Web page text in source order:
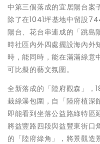
中第三個落成的宜居陽台案
除了在1041坪基地中留設
陽台、花台串連成的「跳島
時社區內外四處擺設海內外
時，能同時，能在滿滿綠意
可比擬的藝文氛圍。
全新落成的「陸府觀森」，
栽綠瀑包圍，自「陸府植深
即能看到坐落公益路綠特區
將益豐路四段與益豐東街口
的「陸府綠角」，將景觀造